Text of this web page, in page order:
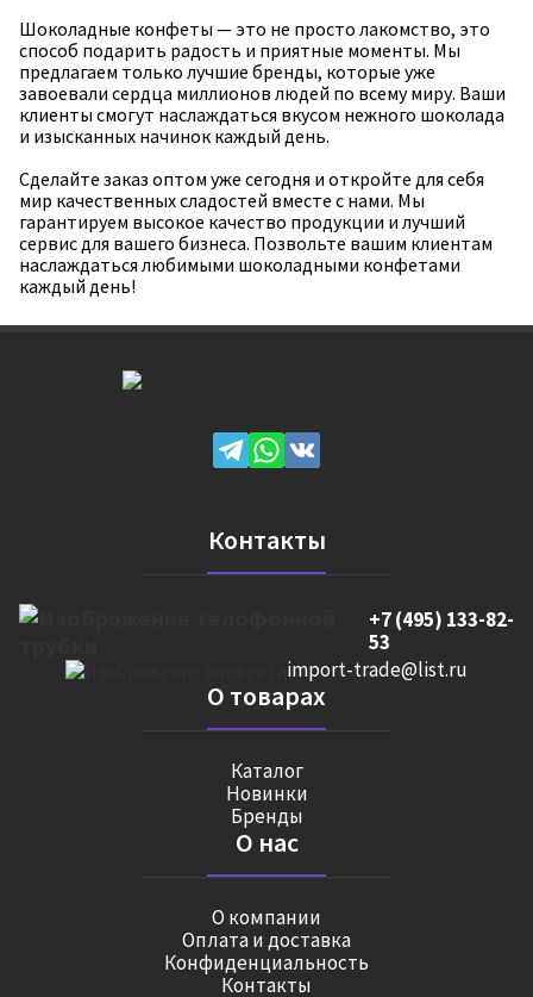
Шоколадные конфеты — это не просто лакомство, это
способ подарить радость и приятные моменты. Мы
предлагаем только лучшие бренды, которые уже
завоевали сердца миллионов людей по всему миру. Ваши
клиенты смогут наслаждаться вкусом нежного шоколада
и изысканных начинок каждый день.
Сделайте заказ оптом уже сегодня и откройте для себя
мир качественных сладостей вместе с нами. Мы
гарантируем высокое качество продукции и лучший
сервис для вашего бизнеса. Позвольте вашим клиентам
наслаждаться любимыми шоколадными конфетами
каждый день!
Контакты
+7 (495) 133-82-
53
import-trade@list.ru
О товарах
Каталог
Новинки
Бренды
О нас
О компании
Оплата и доставка
Конфиденциальность
Контакты